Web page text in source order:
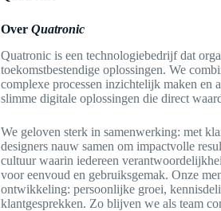
Over Quatronic
Quatronic is een technologiebedrijf dat
toekomstbestendige oplossingen. We
complexe processen inzichtelijk maken en
slimme digitale oplossingen die direct
We geloven sterk in samenwerking: met
designers nauw samen om impactvolle
cultuur waarin iedereen
voor eenvoud en gebruiksgemak. Onze
ontwikkeling: persoonlijke groei,
klantgesprekken. Zo blijven we als team